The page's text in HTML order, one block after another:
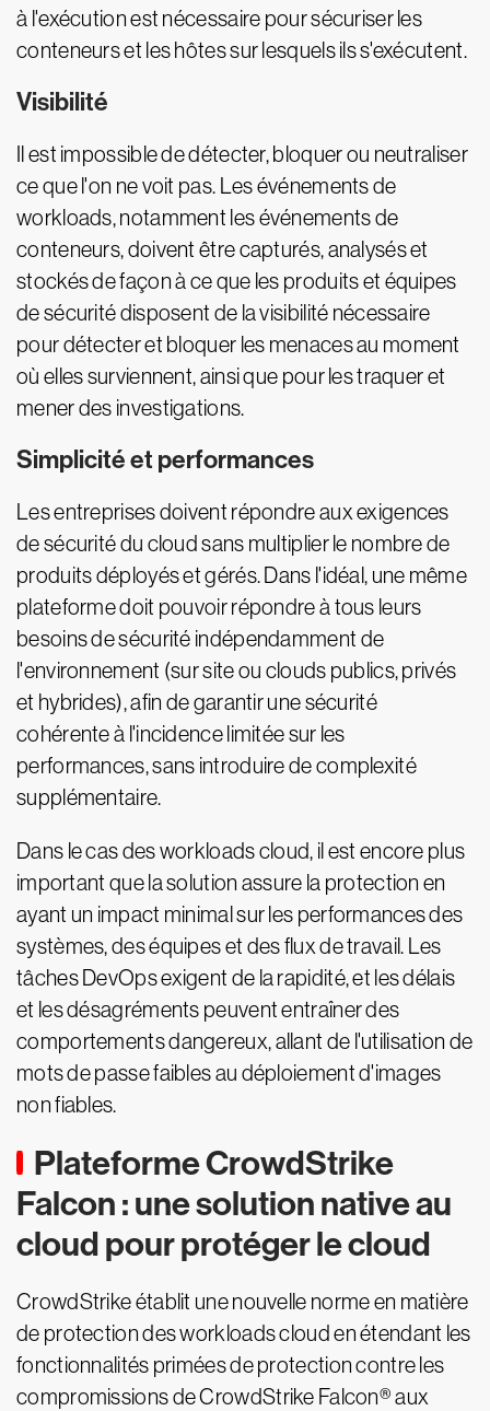
à l'exécution est nécessaire pour sécuriser les
conteneurs et les hôtes sur lesquels ils s'exécutent.
Visibilité
Il est impossible de détecter, bloquer ou neutraliser
ce que l'on ne voit pas. Les événements de
workloads, notamment les événements de
conteneurs, doivent être capturés, analysés et
stockés de façon à ce que les produits et équipes
de sécurité disposent de la visibilité nécessaire
pour détecter et bloquer les menaces au moment
où elles surviennent, ainsi que pour les traquer et
mener des investigations.
Simplicité et performances
Les entreprises doivent répondre aux exigences
de sécurité du cloud sans multiplier le nombre de
produits déployés et gérés. Dans l'idéal, une même
plateforme doit pouvoir répondre à tous leurs
besoins de sécurité indépendamment de
l'environnement (sur site ou clouds publics, privés
et hybrides), afin de garantir une sécurité
cohérente à l'incidence limitée sur les
performances, sans introduire de complexité
supplémentaire.
Dans le cas des workloads cloud, il est encore plus
important que la solution assure la protection en
ayant un impact minimal sur les performances des
systèmes, des équipes et des flux de travail. Les
tâches DevOps exigent de la rapidité, et les délais
et les désagréments peuvent entraîner des
comportements dangereux, allant de l'utilisation de
mots de passe faibles au déploiement d'images
non fiables.
Plateforme CrowdStrike
Falcon : une solution native au
cloud pour protéger le cloud
CrowdStrike établit une nouvelle norme en matière
de protection des workloads cloud en étendant les
fonctionnalités primées de protection contre les
compromissions de CrowdStrike Falcon® aux